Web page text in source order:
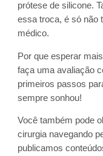
prótese de silicone.
essa troca, é só não
médico.
Por que esperar
faça uma avaliação
primeiros passos
sempre sonhou!
Você também pode
cirurgia navegando
publicamos